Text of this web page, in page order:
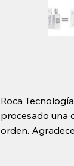
Roca
procesado una
orden.